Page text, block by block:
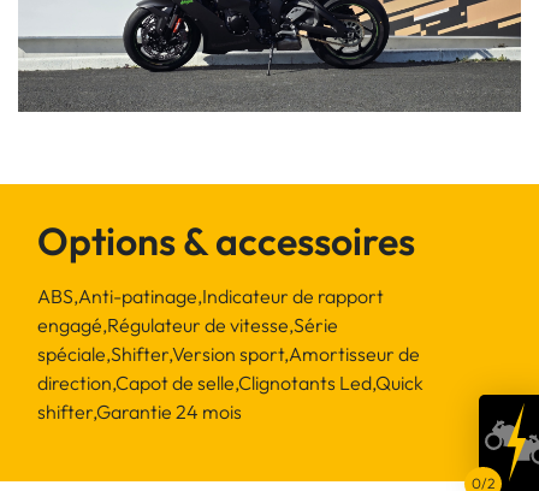
Options & accessoires
ABS,Anti-patinage,Indicateur de rapport
engagé,Régulateur de vitesse,Série
spéciale,Shifter,Version sport,Amortisseur de
direction,Capot de selle,Clignotants Led,Quick
shifter,Garantie 24 mois